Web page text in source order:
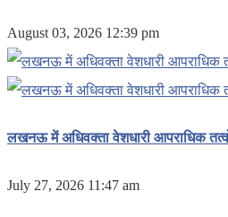
August 03, 2026 12:39 pm
लखनऊ में अधिवक्ता वेशधारी आपराधिक
July 27, 2026 11:47 am